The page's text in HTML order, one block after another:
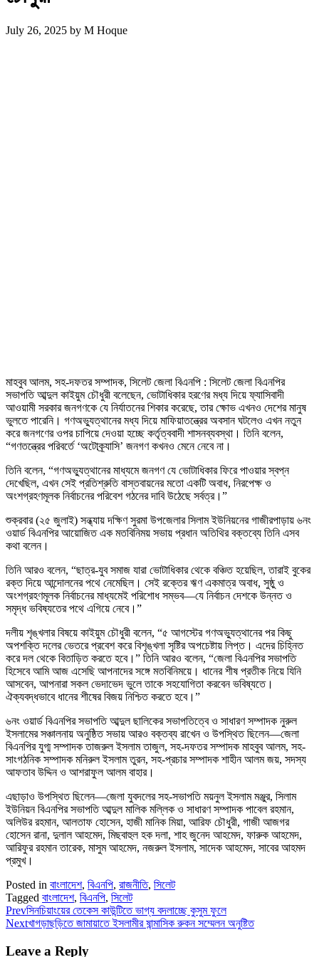
July 26, 2025 by M Hoque
মাহবুব আলম, সহ-দফতর সম্পাদক, সিলেট জেলা বিএনপি : সিলেট জেলা বিএনপির
সভাপতি আব্দুল কাইয়ুম চৌধুরী বলেছেন, ভোটাধিকার হরণের মধ্য দিয়ে ফ্যাসিবাদী
আওয়ামী সরকার জনগণকে যে নির্যাতনের শিকার করেছে, তার ক্ষোভ এখনও দেশের মানুষ
ভুলতে পারেনি। গণঅভ্যুত্থানের মধ্য দিয়ে মাফিয়াতন্ত্রের অবসান ঘটলেও এখন নতুন
করে জনগণের ওপর চাপিয়ে দেওয়া হচ্ছে কর্তৃত্ববাদী শাসনব্যবস্থা। তিনি বলেন,
“গণতন্ত্রের পরিবর্তে ‘অটোক্র্যাসি’ জনগণ কখনও মেনে নেবে না।
তিনি বলেন, “গণঅভ্যুত্থানের মাধ্যমে জনগণ যে ভোটাধিকার ফিরে পাওয়ার স্বপ্ন
দেখেছিল, এখন সেই প্রতিশ্রুতি বাস্তবায়নের মতো একটি অবাধ, নিরপেক্ষ ও
অংশগ্রহণমূলক নির্বাচনের পরিবেশ গঠনের দাবি উঠেছে সর্বত্র।”
শুক্রবার (২৫ জুলাই) সন্ধ্যায় দক্ষিণ সুরমা উপজেলার সিলাম ইউনিয়নের গাজীরপাড়ায় ৬নং
ওয়ার্ড বিএনপির আয়োজিত এক মতবিনিময় সভায় প্রধান অতিথির বক্তব্যে তিনি এসব
কথা বলেন।
তিনি আরও বলেন, “ছাত্র-যুব সমাজ যারা ভোটাধিকার থেকে বঞ্চিত হয়েছিল, তারাই বুকের
রক্ত দিয়ে আন্দোলনের পথে নেমেছিল। সেই রক্তের ঋণ একমাত্র অবাধ, সুষ্ঠু ও
অংশগ্রহণমূলক নির্বাচনের মাধ্যমেই পরিশোধ সম্ভব—যে নির্বাচন দেশকে উন্নত ও
সমৃদ্ধ ভবিষ্যতের পথে এগিয়ে নেবে।”
দলীয় শৃঙ্খলার বিষয়ে কাইয়ুম চৌধুরী বলেন, “৫ আগস্টের গণঅভ্যুত্থানের পর কিছু
অপশক্তি দলের ভেতরে প্রবেশ করে বিশৃঙ্খলা সৃষ্টির অপচেষ্টায় লিপ্ত। এদের চিহ্নিত
করে দল থেকে বিতাড়িত করতে হবে।” তিনি আরও বলেন, “জেলা বিএনপির সভাপতি
হিসেবে আমি আজ এসেছি আপনাদের সঙ্গে মতবিনিময়ে। ধানের শীষ প্রতীক নিয়ে যিনি
আসবেন, আপনারা সকল ভেদাভেদ ভুলে তাকে সহযোগিতা করবেন ভবিষ্যতে।
ঐক্যবদ্ধভাবে ধানের শীষের বিজয় নিশ্চিত করতে হবে।”
৬নং ওয়ার্ড বিএনপির সভাপতি আব্দুল ছালিকের সভাপতিত্বে ও সাধারণ সম্পাদক নুরুল
ইসলামের সঞ্চালনায় অনুষ্ঠিত সভায় আরও বক্তব্য রাখেন ও উপস্থিত ছিলেন—জেলা
বিএনপির যুগ্ম সম্পাদক তাজরুল ইসলাম তাজুল, সহ-দফতর সম্পাদক মাহবুব আলম, সহ-
সাংগঠনিক সম্পাদক মনিরুল ইসলাম তুরন, সহ-প্রচার সম্পাদক শাহীন আলম জয়, সদস্য
আফতাব উদ্দিন ও আশরাফুল আলম বাহার।
এছাড়াও উপস্থিত ছিলেন—জেলা যুবদলের সহ-সভাপতি ময়নুল ইসলাম মঞ্জুর, সিলাম
ইউনিয়ন বিএনপির সভাপতি আব্দুল মালিক মল্লিক ও সাধারণ সম্পাদক পাবেল রহমান,
অলিউর রহমান, আলতাফ হোসেন, হাজী মানিক মিয়া, আরিফ চৌধুরী, গাজী আজগর
হোসেন রানা, দুলাল আহমেদ, মিছবাহুল হক দলা, শাহ জুনেদ আহমেদ, ফারুক আহমেদ,
আরিফুর রহমান তারেক, মাসুম আহমেদ, নজরুল ইসলাম, সাদেক আহমেদ, সাবের আহমদ
প্রমুখ।
Posted in বাংলাদেশ, বিএনপি, রাজনীতি, সিলেট
Tagged বাংলাদেশ, বিএনপি, সিলেট
Prevসিনচিয়াংয়ের তেকেস কাউন্টিতে ভাগ্য বদলাচ্ছে কুসুম ফুলে
Nextখাগড়াছড়িতে জামায়াতে ইসলামীর ষান্মাসিক রুকন সম্মেলন অনুষ্টিত
Leave a Reply